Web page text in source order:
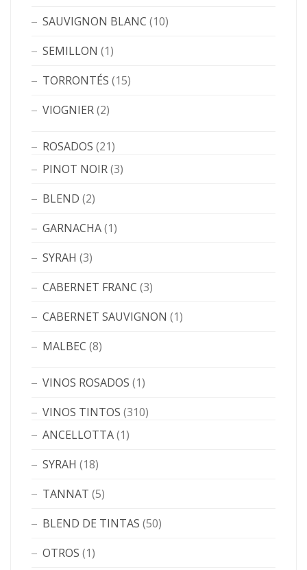
SAUVIGNON BLANC (10)
SEMILLON (1)
TORRONTÉS (15)
VIOGNIER(2)
ROSADOS (21)
PINOT NOIR(3)
BLEND (2)
GARNACHA(1)
SYRAH (3)
CABERNET FRANC (3)
CABERNET SAUVIGNON (1)
MALBEC (8)
VINOS ROSADOS (1)
VINOS TINTOS (310)
ANCELLOTTA(1)
SYRAH (18)
TANNAT (5)
BLEND DE TINTAS (50)
OTROS (1)